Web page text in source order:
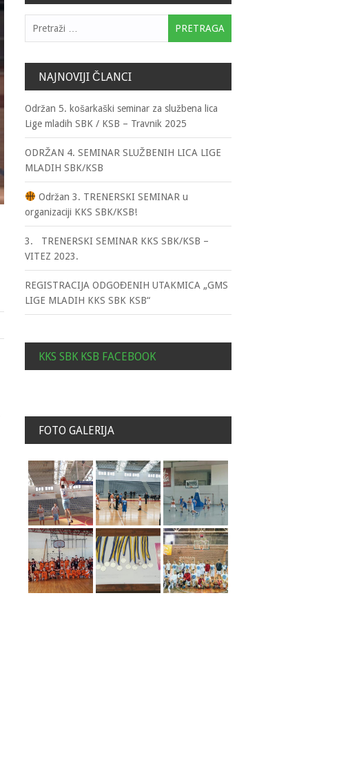
NAJNOVIJI ČLANCI
Održan 5. košarkaški seminar za službena lica
Lige mladih SBK / KSB – Travnik 2025
ODRŽAN 4. SEMINAR SLUŽBENIH LICA LIGE
MLADIH SBK/KSB
Održan 3. TRENERSKI SEMINAR u
organizaciji KKS SBK/KSB!
3. TRENERSKI SEMINAR KKS SBK/KSB –
VITEZ 2023.
REGISTRACIJA ODGOĐENIH UTAKMICA „GMS
LIGE MLADIH KKS SBK KSB“
KKS SBK KSB FACEBOOK
FOTO GALERIJA